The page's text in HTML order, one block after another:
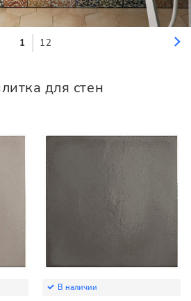
1 12
для стен
В наличии